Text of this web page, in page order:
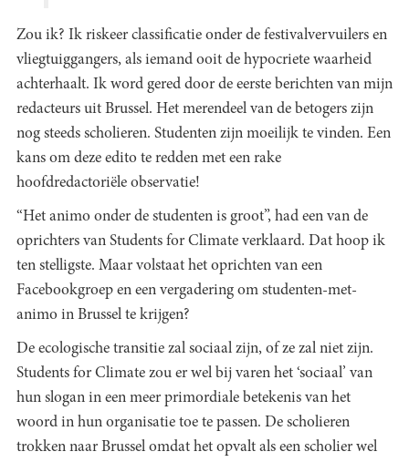
Zou ik? Ik riskeer classificatie onder de festivalvervuilers en
vliegtuiggangers, als iemand ooit de hypocriete waarheid
achterhaalt. Ik word gered door de eerste berichten van mijn
redacteurs uit Brussel. Het merendeel van de betogers zijn
nog steeds scholieren. Studenten zijn moeilijk te vinden. Een
kans om deze edito te redden met een rake
hoofdredactoriële observatie!
“Het animo onder de studenten is groot”, had een van de
oprichters van Students for Climate verklaard. Dat hoop ik
ten stelligste. Maar volstaat het oprichten van een
Facebookgroep en een vergadering om studenten-met-
animo in Brussel te krijgen?
De ecologische transitie zal sociaal zijn, of ze zal niet zijn.
Students for Climate zou er wel bij varen het ‘sociaal’ van
hun slogan in een meer primordiale betekenis van het
woord in hun organisatie toe te passen. De scholieren
trokken naar Brussel omdat het opvalt als een scholier wel